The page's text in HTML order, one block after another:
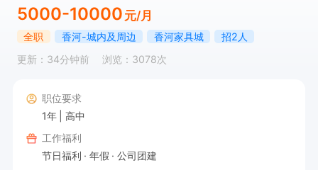
5000-10000 元/月
全职 香河-城内及周边 香河家具城
招2人
更新：34分钟前
浏览：3078次
职位要求
1年
高中
工作福利
节日福利
年假
公司团建